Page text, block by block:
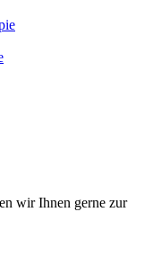
wir Ihnen gerne zur